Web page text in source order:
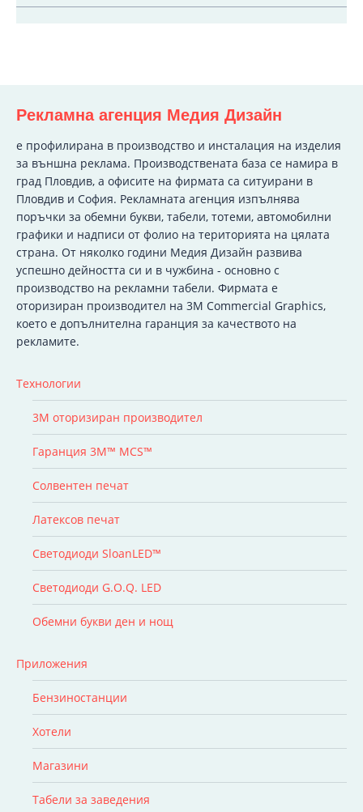
Рекламна агенция Медия Дизайн
e профилирана в производство и инсталация на изделия
за външна реклама. Производствената база се намира в
град Пловдив, а офисите на фирмата са ситуирани в
Пловдив и София. Рекламната агенция изпълнява
поръчки за обемни букви, табели, тотеми, автомобилни
графики и надписи от фолио на територията на цялата
страна. От няколко години Медия Дизайн развива
успешно дейността си и в чужбина - основно с
производство на рекламни табели. Фирмата е
оторизиран производител на 3M Commercial Graphics,
което е допълнителна гаранция за качеството на
рекламите.
Технологии
3M оторизиран производител
Гаранция 3M™ MCS™
Солвентен печат
Латексов печат
Светодиоди SloanLED™
Светодиоди G.O.Q. LED
Обемни букви ден и нощ
Приложения
Бензиностанции
Хотели
Магазини
Табели за заведения